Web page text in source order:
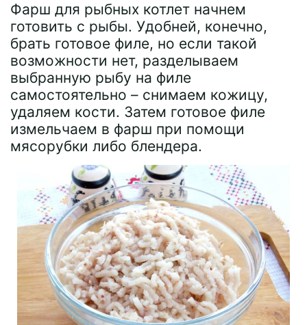
Фарш для рыбных котлет начнем
готовить с рыбы. Удобней, конечно,
брать готовое филе, но если такой
возможности нет, разделываем
выбранную рыбу на филе
самостоятельно – снимаем кожицу,
удаляем кости. Затем готовое филе
измельчаем в фарш при помощи
мясорубки либо блендера.